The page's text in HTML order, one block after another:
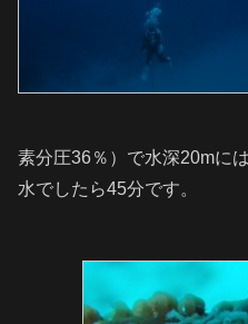
素分圧36％）で水深20mに
水でしたら45分です。